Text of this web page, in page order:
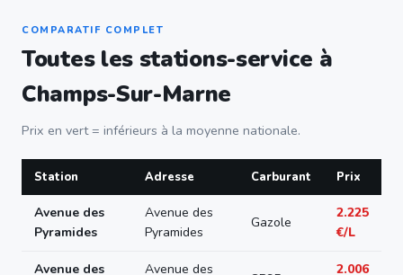
COMPARATIF COMPLET
Toutes les stations-service à
Champs-Sur-Marne
Prix en vert = inférieurs à la moyenne nationale.
Station Adresse Carburant Prix
Avenue des
Pyramides
Avenue des
Pyramides
Gazole
2.225
€/L
Avenue des
Avenue des
2.006